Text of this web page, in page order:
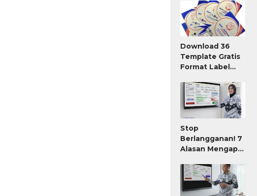
Download 36
Template Gratis
Format Label
Microsoft Word
Stop
Berlangganan! 7
Alasan Mengapa
Tool AI untuk
Guru Paling
Worth It (Bayar